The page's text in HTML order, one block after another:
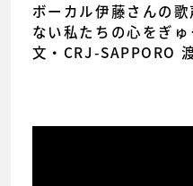
ボーカル伊藤さんの
ない私たちの心をぎゅ
文・CRJ-SAPPORO